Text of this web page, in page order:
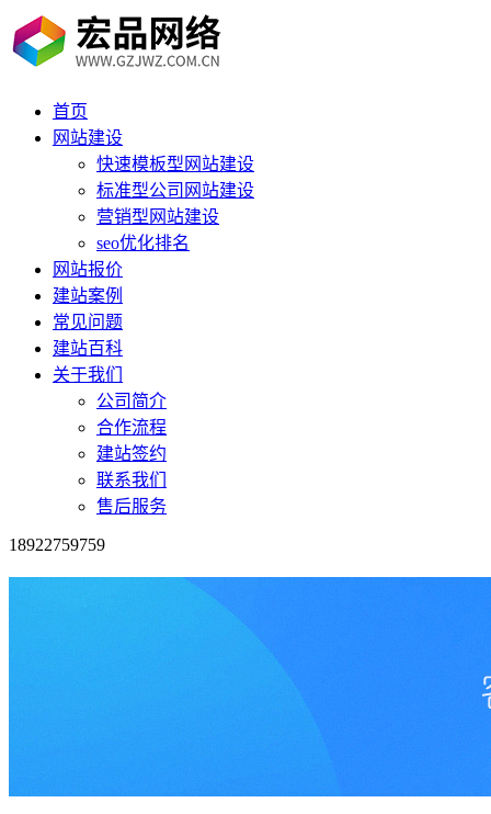
首页
网站建设
快速模板型网站建设
标准型公司网站建设
营销型网站建设
seo优化排名
网站报价
建站案例
常见问题
建站百科
关于我们
公司简介
合作流程
建站签约
联系我们
售后服务
18922759759